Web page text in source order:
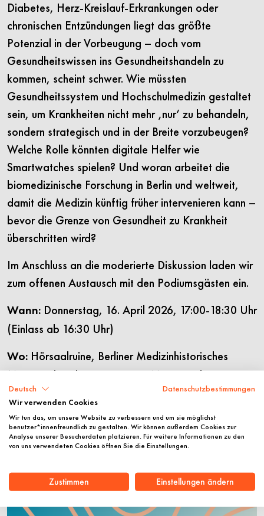
Diabetes, Herz-Kreislauf-Erkrankungen oder
chronischen Entzündungen liegt das größte
Potenzial in der Vorbeugung – doch vom
Gesundheitswissen ins Gesundheitshandeln zu
kommen, scheint schwer. Wie müssten
Gesundheitssystem und Hochschulmedizin gestaltet
sein, um Krankheiten nicht mehr ‚nur‘ zu behandeln,
sondern strategisch und in der Breite vorzubeugen?
Welche Rolle könnten digitale Helfer wie
Smartwatches spielen? Und woran arbeitet die
biomedizinische Forschung in Berlin und weltweit,
damit die Medizin künftig früher intervenieren kann –
bevor die Grenze von Gesundheit zu Krankheit
überschritten wird?
Im Anschluss an die moderierte Diskussion laden wir
zum offenen Austausch mit den Podiumsgästen ein.
Wann: Donnerstag, 16. April 2026, 17:00-18:30 Uhr
(Einlass ab 16:30 Uhr)
Wo: Hörsaalruine, Berliner Medizinhistorisches
Museum der Charité, Campus Mitte, Virchowweg
16, 10117 Berlin
Der Eintritt ist frei.
Hier können Sie sich kostenlos anmelden:
statt-krank-werden
Deutsch Datenschutzbestimmungen
Wir verwenden Cookies
Wir tun das, um unsere Website zu verbessern und um sie möglichst
benutzer*innenfreundlich zu gestalten. Wir können außerdem Cookies zur
Analyse unserer Besucherdaten platzieren. Für weitere Informationen zu den
von uns verwendeten Cookies öffnen Sie die Einstellungen.
Zustimmen Einstellungen ändern